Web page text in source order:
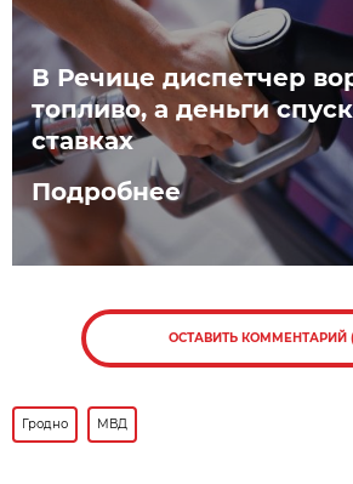
В Речице диспетчер
топливо, а деньги
ставках
Подробнее
ОСТАВИТЬ КОММЕНТАРИЙ
Гродно МВД